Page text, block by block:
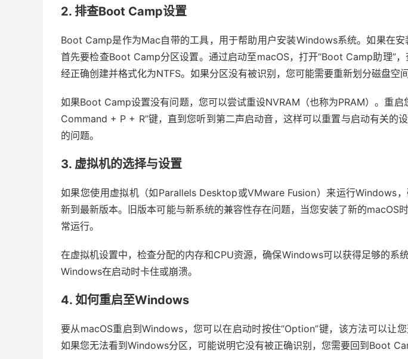
2. 排查Boot Camp设置
Boot Camp是作为Mac自带的工具，用于帮助用户安装Windows系统。如果在安
首先要检查Boot Camp分区设置。通过启动至macOS，打开“Boot Camp助理”
经正确创建并格式化为NTFS。如果分区没有被识别，您可能需要重新划分磁盘空间
如果Boot Camp设置没有问题，您可以尝试重设NVRAM（也称为PRAM）。重
Command + P + R”键，直到您听到第二声启动音，这样可以重置与启动有关的
的问题。
3. 虚拟机的选择与设置
如果您使用虚拟机（如Parallels Desktop或VMware Fusion）来运行Windows
新到最新版本。旧版本可能与新系统的兼容性存在问题，当您安装了新的macOS
常运行。
在虚拟机设置中，检查分配的内存和CPU资源，确保Windows可以获得足够的系
Windows在启动时卡住或崩溃。
4. 如何重启至Windows
要从macOS重启到Windows，您可以在启动时按住“Option”键，该方法可以让您
如果您无法看到Windows分区，可能说明它没有被正确识别，您需要回到Boot